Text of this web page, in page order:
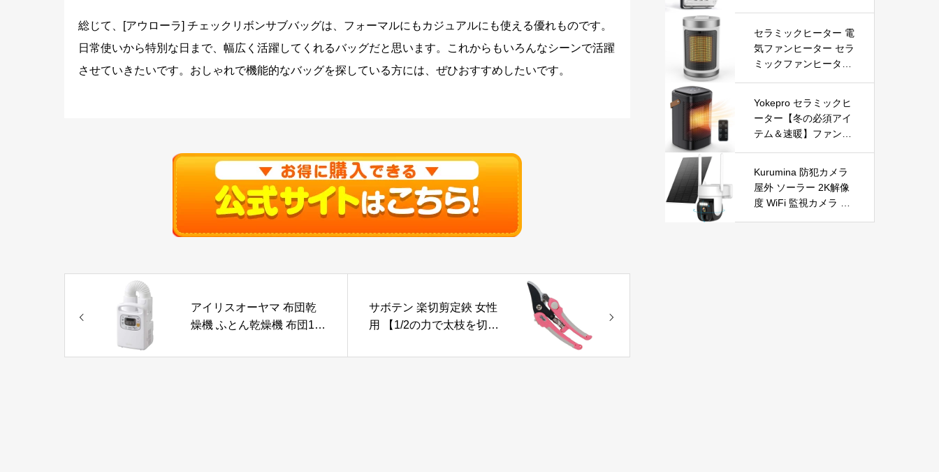
総じて、[アウローラ] チェックリボンサブバッグは、フォーマルにもカジュアルにも使える優れものです。
日常使いから特別な日まで、幅広く活躍してくれるバッグだと思います。これからもいろんなシーンで活躍
させていきたいです。おしゃれで機能的なバッグを探している方には、ぜひおすすめしたいです。
アイリスオーヤマ 布団乾
燥機 ふとん乾燥機 布団1
ラリエ あたため予約タイ
サボテン 楽切剪定鋏 女性
用 【1/2の力で太枝を切
No.1371
電池式 Alexa 赤外線/カ
ラー暗視 双方向音声
音光警報 プッシュ通知
動体検知 クラウド/SD
カード録画 IP66防水
遠隔操作
セラミックヒーター 電
気ファンヒーター セラ
ミックファンヒーター
切替 1-12時間タイマー
設定可能 リモコン付
電気ヒーター 転倒自動
オフ 過熱保護 省エネ
節電 PSE認証済 暖房
器具
Yokepro セラミックヒ
ーター【冬の必須アイ
テム＆速暖】ファンヒ
ED表示 低騒音【空気
浄化】ファンヒーター
電気 ECO知能恒温 省
エネ 暖房器具 転倒オ
Kurumina 防犯カメラ
屋外 ソーラー 2K解像
度 WiFi 監視カメラ ワ